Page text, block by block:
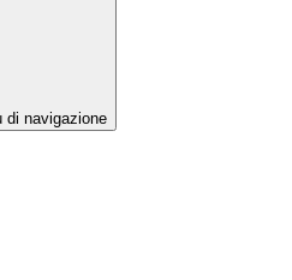
di navigazione